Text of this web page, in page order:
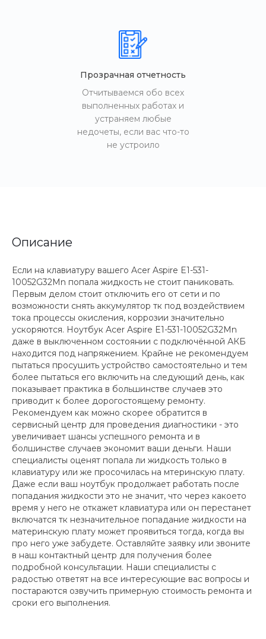
Прозрачная отчетность
Отчитываемся обо всех
выполненных работах и
устраняем любые
недочеты, если вас что-то
не устроило
Описание
Если на клавиатуру вашего Acer Aspire E1-531-
10052G32Mn попала жидкость не стоит паниковать.
Первым делом стоит отключить его от сети и по
возможности снять аккумулятор тк под воздействием
тока процессы окисления, коррозии значительно
ускоряются. Ноутбук Acer Aspire E1-531-10052G32Mn
даже в выключенном состоянии с подключённой АКБ
находится под напряжением. Крайне не рекомендуем
пытаться просушить устройство самостоятельно и тем
более пытаться его включить на следующий день, как
показывает практика в большинстве случаев это
приводит к более дорогостоящему ремонту.
Рекомендуем как можно скорее обратится в
сервисный центр для проведения диагностики - это
увеличивает шансы успешного ремонта и в
болшинстве случаев экономит ваши деньги. Наши
специалисты оценят попала ли жидкость только в
клавиатуру или же просочилась на мтеринскую плату.
Даже если ваш ноутбук продолжает работать после
попадания жидкости это не значит, что через какоето
время у него не откажет клавиатура или он перестанет
включатся тк незначительное попадание жидкости на
материнскую плату может проявиться тогда, когда вы
про него уже забудете. Оставляйте заявку или звоните
в наш контактный центр для получения более
подробной консультации. Наши специалисты с
радостью ответят на все интересующие вас вопросы и
постараются озвучить примерную стоимость ремонта и
сроки его выполнения.